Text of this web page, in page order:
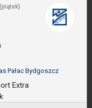
Pałac Bydgoszcz
Extra